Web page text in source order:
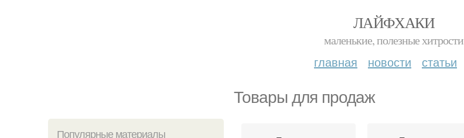
ЛАЙФХАКИ
маленькие, полезные хитрости
главная новости статьи
Товары для продаж
Популярные материалы